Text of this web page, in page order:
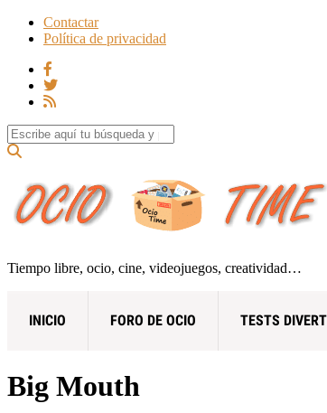
Contactar
Política de privacidad
Search for:
Tiempo libre, ocio, cine, videojuegos, creatividad…
INICIO FORO DE OCIO TESTS
Big Mouth